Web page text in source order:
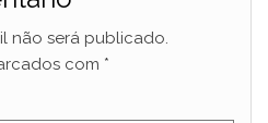
não será publicado.
com *